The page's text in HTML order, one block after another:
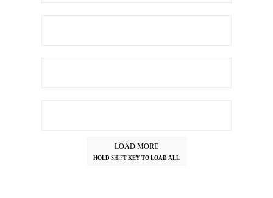
LOAD MORE
HOLD SHIFT KEY TO LOAD ALL